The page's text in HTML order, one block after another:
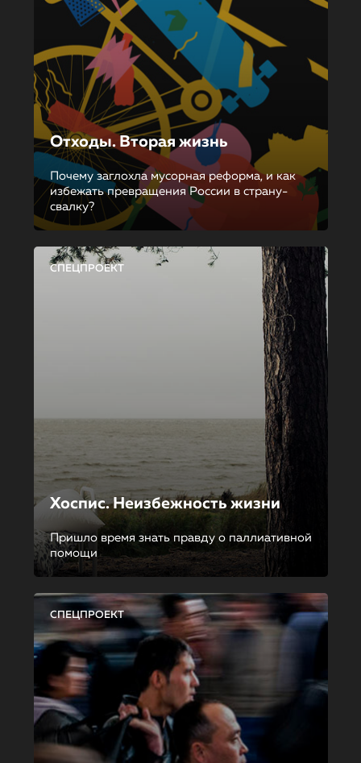
Отходы. Вторая жизнь
Почему заглохла мусорная реформа, и как
избежать превращения России в страну-
свалку?
СПЕЦПРОЕКТ
Хоспис. Неизбежность жизни
Пришло время знать правду о паллиативной
помощи
СПЕЦПРОЕКТ